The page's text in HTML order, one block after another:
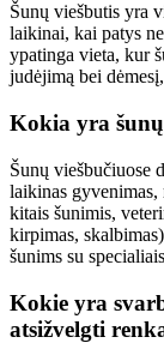
Šunų viešbutis yra
laikinai, kai patys
ypatinga vieta, kur
judėjimą bei
Kokia yra
Šunų viešbučiuose
laikinas
kitais šunimis,
kirpimas,
šunims su
Kokie yra
atsižvelgti